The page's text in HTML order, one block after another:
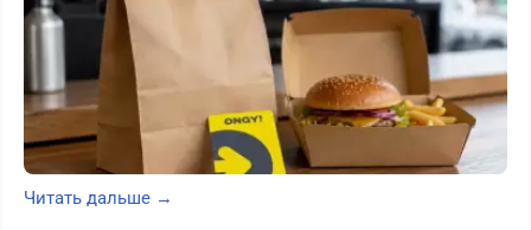
Читать дальше →